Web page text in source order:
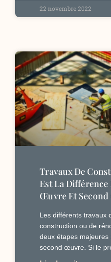
22 novembre 2022
Travaux De
Est La
Œuvre Et
Les différents travaux
construction ou de
deux étapes
second œuvre. Si le